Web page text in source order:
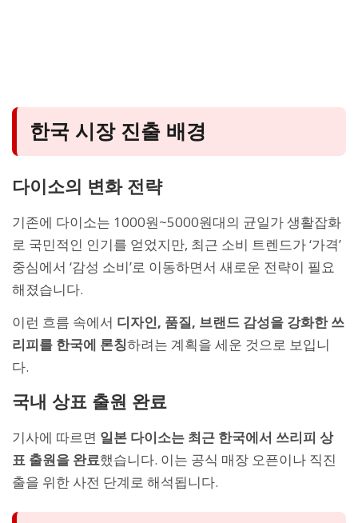
한국 시장 진출 배경
다이소의 변화 전략
기존에 다이소는 1000원~5000원대의 균일가 생활잡화
로 국민적인 인기를 얻었지만, 최근 소비 트렌드가 ‘가격’
중심에서 ‘감성 소비’로 이동하면서 새로운 전략이 필요
해졌습니다.
이런 흐름 속에서 디자인, 품질, 브랜드 감성을 강화한 쓰
리피를 한국에 론칭하려는 계획을 세운 것으로 보입니
다.
국내 상표 출원 완료
기사에 따르면 일본 다이소는 최근 한국에서 쓰리피 상
표 출원을 완료했습니다. 이는 공식 매장 오픈이나 직진
출을 위한 사전 단계로 해석됩니다.